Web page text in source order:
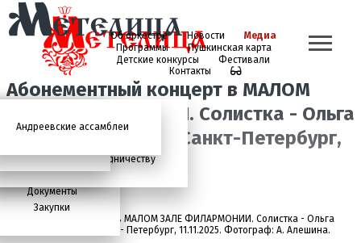
Об оркестре
История
Документы
Закупки
Новости
Анонсы
Медиа
Фото
Программы
Школьный абонемент
Приглашаем к сотрудничеству
Пушкинская карта
Детские конкурсы
2026 год
Фестивали
Андреевские ассамблеи
Контакты
Абонементный концерт в МАЛОМ
ЗАЛЕ ФИЛАРМОНИИ. Солистка - Ольга
Алексеева (гусли). Санкт-Петербург,
11.11.2025.
Абонементный концерт в МАЛОМ ЗАЛЕ ФИЛАРМОНИИ. Солистка - Ольга
Алексеева (гусли). Санкт- Петербург, 11.11.2025. Фотограф: А. Алешина.